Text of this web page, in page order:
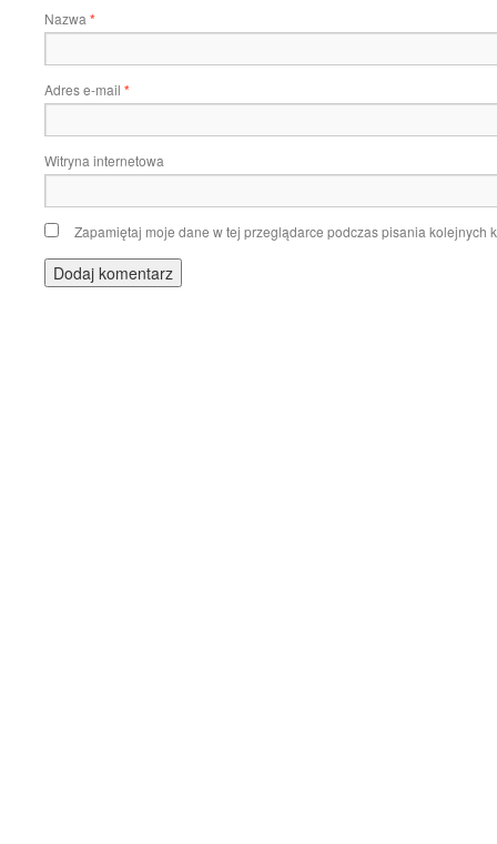
Nazwa *
Adres e-mail *
Witryna internetowa
Zapamiętaj moje dane w tej przeglądarce podczas pisania kolejnych